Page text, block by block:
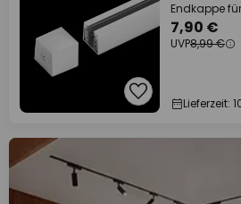
Endkappe
7,90 €
UVP8,99 €
Lieferzeit: